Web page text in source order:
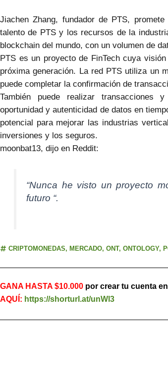
Jiachen Zhang, fundador de PTS,
talento de PTS y los recursos de la
blockchain del mundo, con un volumen de
PTS es un proyecto de FinTech cuya
próxima generación. La red PTS utiliza un
puede completar la confirmación de
También puede realizar transacciones
oportunidad y autenticidad de datos en
potencial para mejorar las industrias
inversiones y los seguros.
moonbat13, dijo en Reddit:
“Nunca he visto un proyecto
futuro “.
CRIPTOMONEDAS, MERCADO, ONT, ONTOLOGY,
GANA HASTA $10.000 por crear tu cuenta
AQUÍ: https://shorturl.at/unWl3